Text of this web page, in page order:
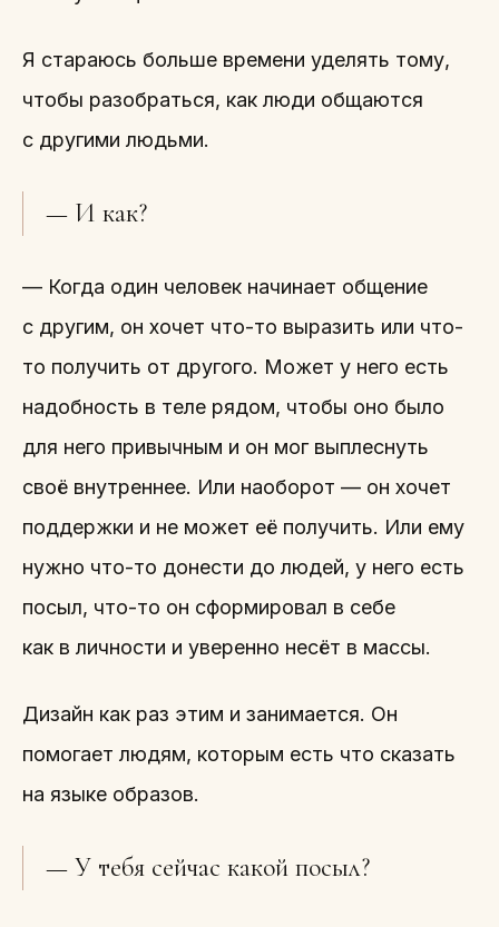
Я стараюсь больше времени уделять тому,
чтобы разобраться, как люди общаются
с другими людьми.
— И как?
— Когда один человек начинает общение
с другим, он хочет что-то выразить или что-
то получить от другого. Может у него есть
надобность в теле рядом, чтобы оно было
для него привычным и он мог выплеснуть
своё внутреннее. Или наоборот — он хочет
поддержки и не может её получить. Или ему
нужно что-то донести до людей, у него есть
посыл, что-то он сформировал в себе
как в личности и уверенно несёт в массы.
Дизайн как раз этим и занимается. Он
помогает людям, которым есть что сказать
на языке образов.
— У тебя сейчас какой посыл?